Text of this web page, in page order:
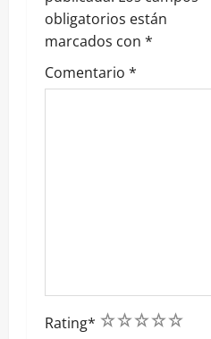
a
d
a
obligatorios están
marcados con *
Comentario *
Rating* 5
4
3
2
1